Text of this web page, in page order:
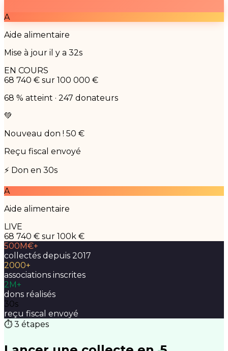
A
Aide alimentaire
Mise à jour il y a 32s
EN COURS
68 740 € sur 100 000 €
68 % atteint · 247 donateurs
💚
Nouveau don ! 50 €
Reçu fiscal envoyé
⚡ Don en 30s
A
Aide alimentaire
LIVE
68 740 € sur 100k €
500M€+
collectés depuis 2017
2000+
associations inscrites
2M+
dons réalisés
30s
reçu fiscal envoyé
⏱ 3 étapes